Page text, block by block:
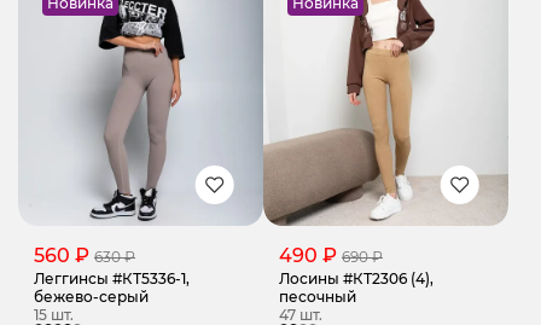
560 ₽ 630 ₽
Леггинсы #КТ5336-1,
бежево-серый
15 шт.
490 ₽ 690 ₽
Лосины #КТ2306 (4),
песочный
47 шт.